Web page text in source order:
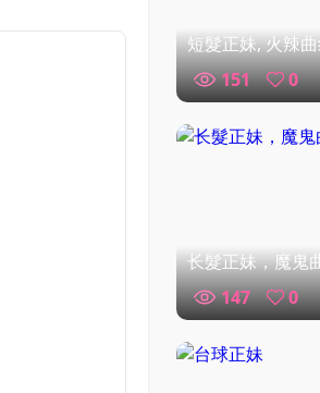
短髮正妹, 火辣
151
0
长髮正妹，魔鬼
147
0